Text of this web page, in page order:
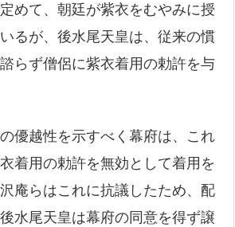
めて、朝廷が紫衣をむやみに授
るが、後水尾天皇は、従来の慣
らず僧侶に紫衣着用の勅許を与
優越性を示すべく幕府は、これ
着用の勅許を無効として着用を
庵らはこれに抗議したため、配
水尾天皇は幕府の同意を得ず譲